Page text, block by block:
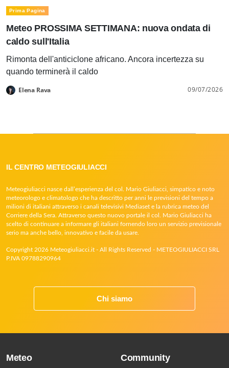
Prima Pagina
Meteo PROSSIMA SETTIMANA: nuova ondata di
caldo sull'Italia
Rimonta dell'anticiclone africano. Ancora incertezza su
quando terminerà il caldo
Elena Rava 09/07/2026
IL CENTRO METEOGIULIACCI
Meteogiuliacci nasce dall’esperienza del col. Mario Giuliacci, simpatico e noto
meteorologo e climatologo che ha descritto per anni le previsioni del tempo a
milioni di italiani attraverso i canali televisivi Mediaset e la rubrica meteo del
Corriere della Sera. Attraverso questo nuovo portale il col. Mario Giuliacci ha
scelto di continuare a informare gli italiani fornendo loro un servizio previsionale
serio ma anche bello, innovativo e facile da usare.
Copyright 2026 Meteogiuliacci.it - All Rights Reserved - METEOGIULIACCI SRL
P.IVA 09788290964
Chi siamo
Meteo Community